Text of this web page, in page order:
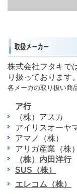
株式会社フタキで
り扱っております。
各メーカの取り扱い商
ア行
（株）アスカ
アイリスオーヤ
アマノ（株）
アリガ産業（株）
（株）内田洋行
SUS（株）
エレコム（株）